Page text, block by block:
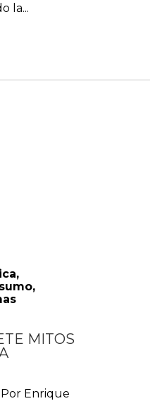
la...
,
,
MITOS
Enrique